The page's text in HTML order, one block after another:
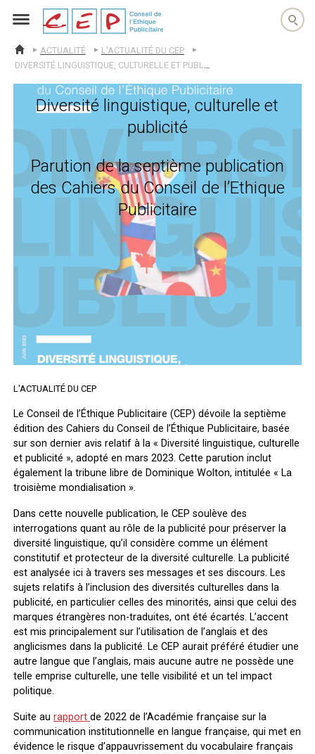
cep
ACCUEIL
ACTUALITÉ
L'ACTUALITÉ DU CEP
DIVERSITÉ LINGUISTIQUE, CULTURELLE ET PUBLICITÉ : PARUTION DE LA SEPTIÈME PUBLICATION DES CAHIERS DU CONSEIL DE L’ETHIQUE PUBLICITAIRE
Diversité linguistique, culturelle et
publicité
Parution de la septième publication
des Cahiers du Conseil de l’Ethique
Publicitaire
L'ACTUALITÉ DU CEP
Le Conseil de l’Éthique Publicitaire (CEP) dévoile la septième
édition des Cahiers du Conseil de l’Éthique Publicitaire, basée
sur son dernier avis relatif à la « Diversité linguistique, culturelle
et publicité », adopté en mars 2023. Cette parution inclut
également la tribune libre de Dominique Wolton, intitulée « La
troisième mondialisation ».
Dans cette nouvelle publication, le CEP soulève des
interrogations quant au rôle de la publicité pour préserver la
diversité linguistique, qu’il considère comme un élément
constitutif et protecteur de la diversité culturelle. La publicité
est analysée ici à travers ses messages et ses discours. Les
sujets relatifs à l’inclusion des diversités culturelles dans la
publicité, en particulier celles des minorités, ainsi que celui des
marques étrangères non-traduites, ont été écartés. L’accent
est mis principalement sur l’utilisation de l’anglais et des
anglicismes dans la publicité. Le CEP aurait préféré étudier une
autre langue que l’anglais, mais aucune autre ne possède une
telle emprise culturelle, une telle visibilité et un tel impact
politique.
Suite au rapport de 2022 de l’Académie française sur la
communication institutionnelle en langue française, qui met en
évidence le risque d’appauvrissement du vocabulaire français